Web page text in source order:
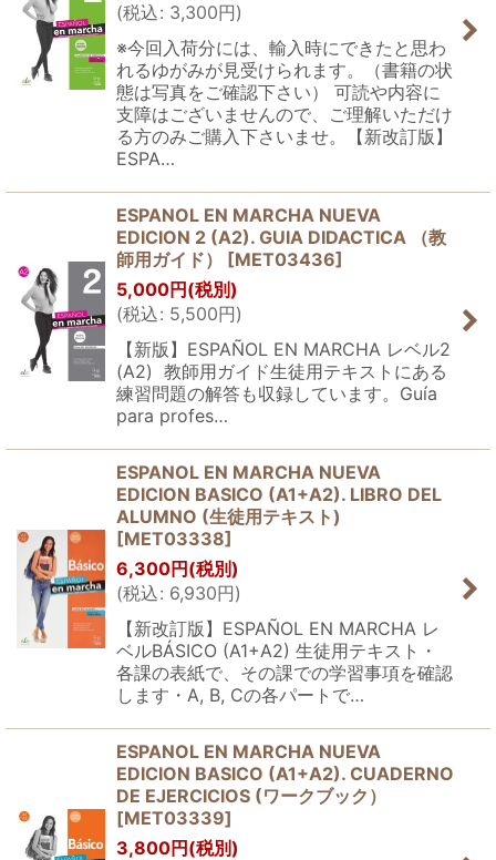
(税込: 3,300円)
※今回入荷分には、輸入時にできたと思わ
れるゆがみが見受けられます。（書籍の状
態は写真をご確認下さい） 可読や内容に
支障はございませんので、ご理解いただけ
る方のみご購入下さいませ。【新改訂版】
ESPA…
ESPANOL EN MARCHA NUEVA
EDICION 2 (A2). GUIA DIDACTICA （教
師用ガイド）
[MET03436]
5,000円 (税別)
(税込: 5,500円)
【新版】ESPAÑOL EN MARCHA レベル2
(A2) 教師用ガイド生徒用テキストにある
練習問題の解答も収録しています。Guía
para profes…
ESPANOL EN MARCHA NUEVA
EDICION BASICO (A1+A2). LIBRO DEL
ALUMNO (生徒用テキスト)
[MET03338]
6,300円 (税別)
(税込: 6,930円)
【新改訂版】ESPAÑOL EN MARCHA レ
ベルBÁSICO (A1+A2) 生徒用テキスト・
各課の表紙で、その課での学習事項を確認
します・A, B, Cの各パートで…
ESPANOL EN MARCHA NUEVA
EDICION BASICO (A1+A2). CUADERNO
DE EJERCICIOS (ワークブック）
[MET03339]
3,800円 (税別)